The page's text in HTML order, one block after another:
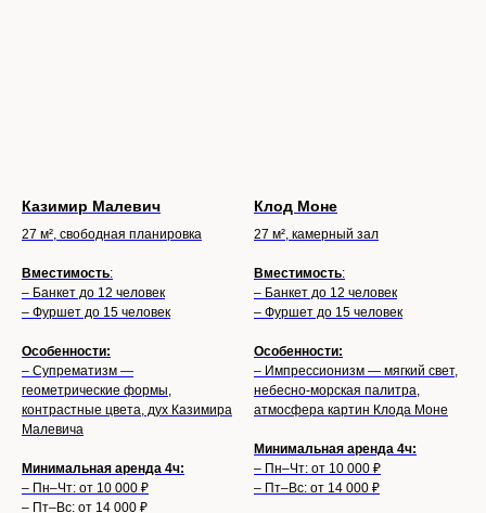
Казимир Малевич
27 м², свободная планировка
Вместимость:
– Банкет до 12 человек
– Фуршет до 15 человек
Особенности:
– Супрематизм —
геометрические формы,
контрастные цвета, дух Казимира
Малевича
Минимальная аренда 4ч:
– Пн–Чт: от 10 000 ₽
– Пт–Вс: от 14 000 ₽
Клод Моне
27 м², камерный зал
Вместимость:
– Банкет до 12 человек
– Фуршет до 15 человек
Особенности:
– Импрессионизм — мягкий свет,
небесно-морская палитра,
атмосфера картин Клода Моне
Минимальная аренда 4ч:
– Пн–Чт: от 10 000 ₽
– Пт–Вс: от 14 000 ₽